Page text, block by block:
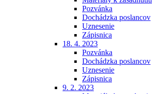
Pozvánka
Dochádzka poslancov
Uznesenie
Zápisnica
18. 4. 2023
Pozvánka
Dochádzka poslancov
Uznesenie
Zápisnica
9. 2. 2023